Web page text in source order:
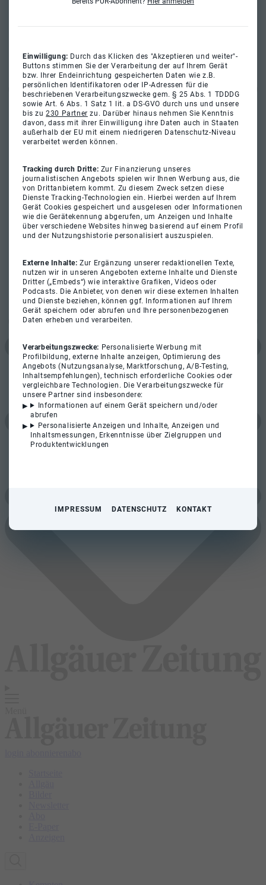
Einwilligung: Durch das Klicken des "Akzeptieren und weiter"-
Buttons stimmen Sie der Verarbeitung der auf Ihrem Gerät
bzw. Ihrer Endeinrichtung gespeicherten Daten wie z.B.
persönlichen Identifikatoren oder IP-Adressen für die
beschriebenen Verarbeitungszwecke gem. § 25 Abs. 1 TDDDG
sowie Art. 6 Abs. 1 Satz 1 lit. a DS-GVO durch uns und unsere
bis zu230 Partner zu. Darüber hinaus nehmen Sie Kenntnis
davon, dass mit ihrer Einwilligung ihre Daten auch in Staaten
außerhalb der EU mit einem niedrigeren Datenschutz-Niveau
verarbeitet werden können.
Tracking durch Dritte: Zur Finanzierung unseres
journalistischen Angebots spielen wir Ihnen Werbung aus, die
von Drittanbietern kommt. Zu diesem Zweck setzen diese
Dienste Tracking-Technologien ein. Hierbei werden auf Ihrem
Gerät Cookies gespeichert und ausgelesen oder Informationen
wie die Gerätekennung abgerufen, um Anzeigen und Inhalte
über verschiedene Websites hinweg basierend auf einem Profil
und der Nutzungshistorie personalisiert auszuspielen.
Externe Inhalte:Zur Ergänzung unserer redaktionellen Texte,
nutzen wir in unseren Angeboten externe Inhalte und Dienste
Dritter („Embeds“) wie interaktive Grafiken, Videos oder
Podcasts. Die Anbieter, von denen wir diese externen Inhalten
und Dienste beziehen, können ggf. Informationen auf Ihrem
Gerät speichern oder abrufen und Ihre personenbezogenen
Daten erheben und verarbeiten.
Verarbeitungszwecke: Personalisierte Werbung mit
Profilbildung, externe Inhalte anzeigen, Optimierung des
Angebots (Nutzungsanalyse, Marktforschung, A/B-Testing,
Inhaltsempfehlungen), technisch erforderliche Cookies oder
vergleichbare Technologien. Die Verarbeitungszwecke für
unsere Partner sind insbesondere:
Informationen auf einem Gerät speichern und/oder
abrufen
Personalisierte Anzeigen und Inhalte, Anzeigen und
Inhaltsmessungen, Erkenntnisse über Zielgruppen und
Produktentwicklungen
IMPRESSUM DATENSCHUTZ KONTAKT